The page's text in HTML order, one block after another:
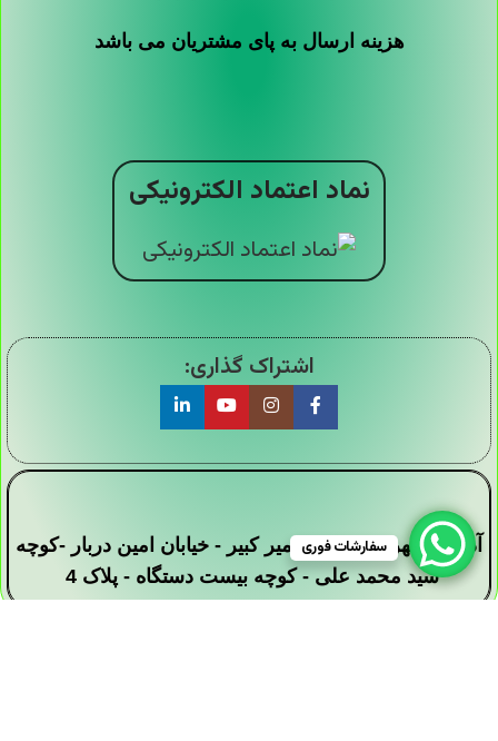
هزینه ارسال به پای مشتریان می باشد
نماد اعتماد الکترونیکی
اشتراک گذاری:
آدرس : تهران - خیابان امیر کبیر - خیابان امین دربار -کوچه
سید محمد علی - کوچه بیست دستگاه - پلاک 4
سفارشات فوری